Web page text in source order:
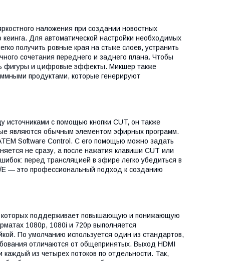
наложения при создании новостных
Для автоматической настройки необходимых
получить ровные края на стыке слоев, устранить
сочетания переднего и заднего плана. Чтобы
фигуры и цифровые эффекты. Микшер также
продуктами, которые генерируют
источниками с помощью кнопки CUT, он также
являются обычным элементом эфирных программ.
Software Control. С его помощью можно задать
не сразу, а после нажатия клавиши CUT или
перед трансляцией в эфире легко убедиться в
— это профессиональный подход к созданию
которых поддерживает повышающую и понижающую
1080p, 1080i и 720p выполняется
По умолчанию используется один из стандартов,
отличаются от общепринятых. Выход HDMI
из четырех потоков по отдельности. Так,